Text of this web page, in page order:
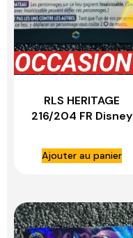
RLS HERITAGE
216/204 FR Disney
Ajouter au panier